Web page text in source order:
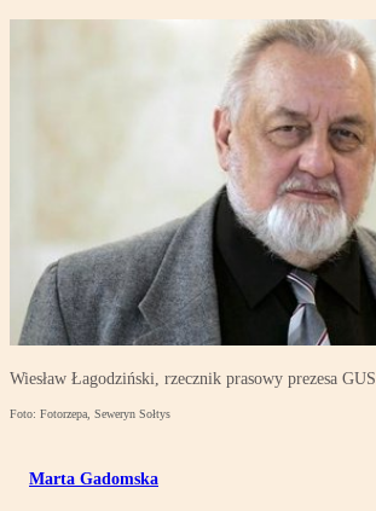
Wiesław Łagodziński, rzecznik prasowy prezesa GUS
Foto: Fotorzepa, Seweryn Sołtys
Marta Gadomska